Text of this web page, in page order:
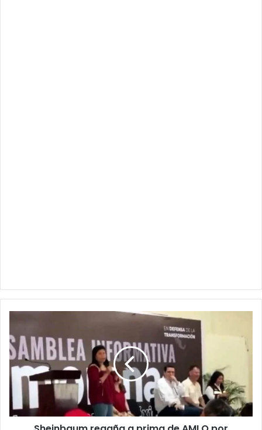
a
prima
de
AMLO
por
insultos
contra